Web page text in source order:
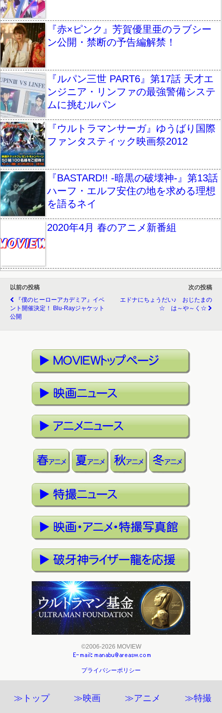
『赤×ピンク』芳賀優里亜のラブシー
ン公開・禁断の予告編解禁！
『ルパン三世 PART6』第17話 天才エ
ンジニア・リンファの最強警備システ
ムに挑むルパン
『ウルトラマンサーガ』ゆうばり国際
ファンタスティック映画祭2012
『BASTARD!! -暗黒の破壊神-』第13話
ハーフ・エルフ安住の地を求める理想
を語るネイ
2020年4月 春のアニメ新番組
以前の投稿
『僕のヒーローアカデミア』イベ
ント開催決定！ Blu-Rayジャケット
公開
次の投稿
エドナにちょうだい♪ おじたまの
☆ は～や～く☆
©2006-2026 MOVIEW
プライバシーポリシー
≫トップ ≫映画 ≫アニメ ≫特撮